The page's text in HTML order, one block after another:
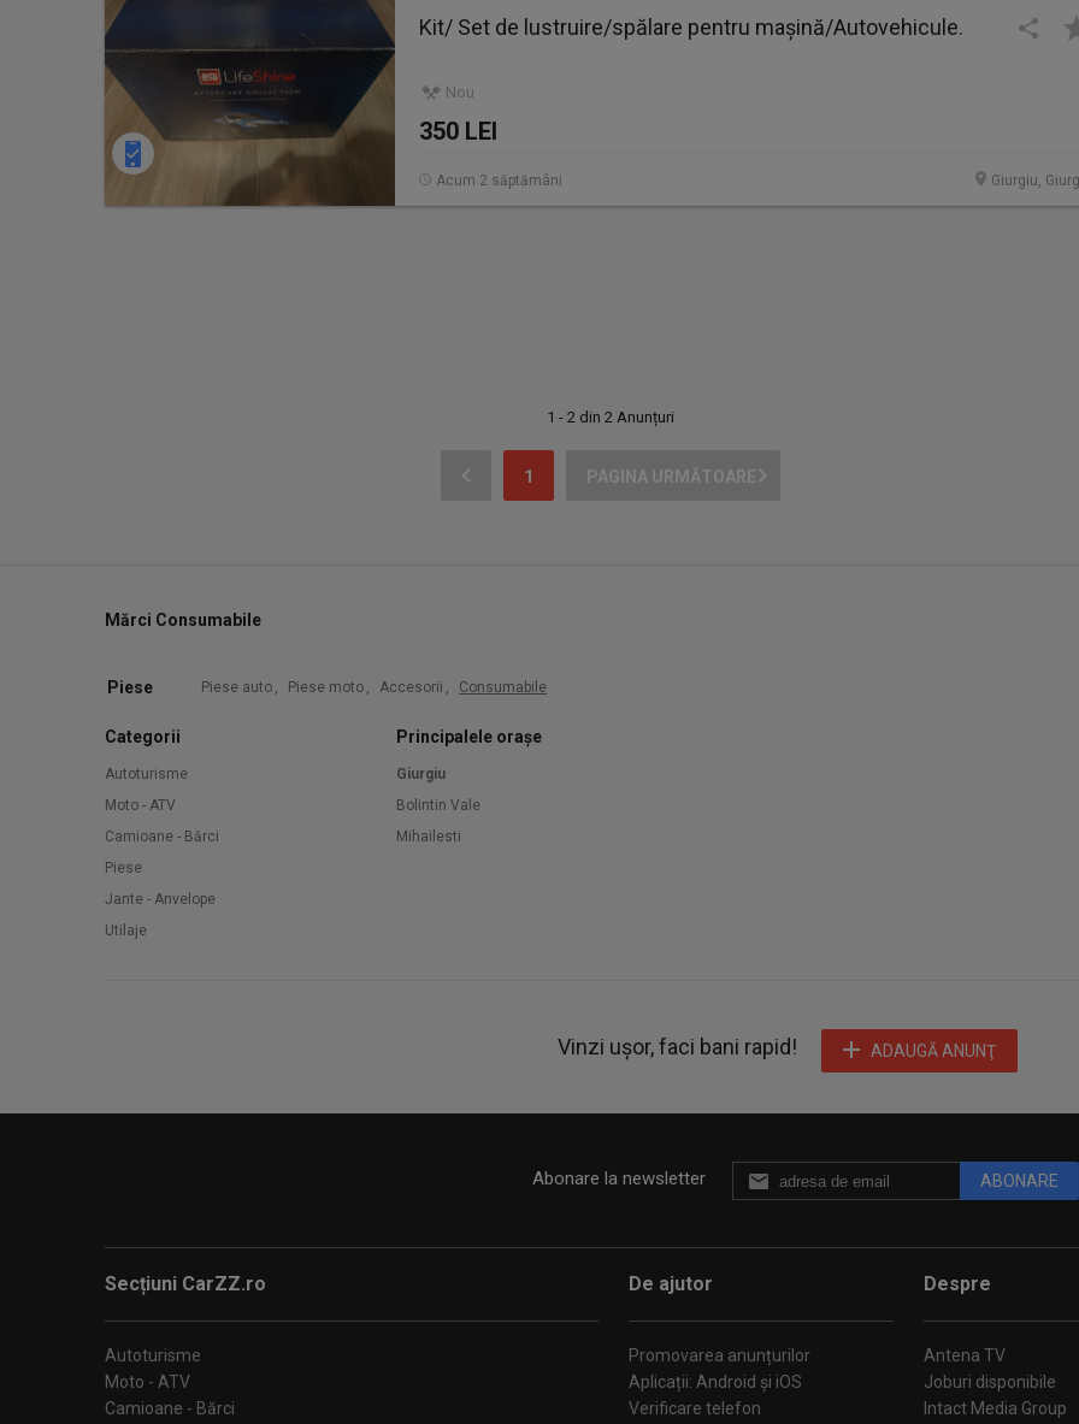
Kit/ Set de lustruire/spălare pentru mașină/Autovehicule.
Nou
350 LEI
Giurgiu,
Acum 2 săptămâni
1 - 2 din 2 Anunțuri
1 PAGINA URMĂTOARE
Mărci Consumabile
Piese Piese auto , Piese moto , Accesorii , Consumabile
Categorii
Autoturisme
Moto - ATV
Camioane - Bărci
Piese
Jante - Anvelope
Utilaje
Principalele orașe
Giurgiu
Bolintin Vale
Mihailesti
Vinzi ușor, faci bani rapid! ADAUGĂ ANUNŢ
Abonare la newsletter ABONARE
Secțiuni CarZZ.ro
Autoturisme
Moto - ATV
Camioane - Bărci
De ajutor
Promovarea anunțurilor
Aplicații: Android și iOS
Verificare telefon
Despre
Antena TV
Joburi disponibile
Intact Media Group